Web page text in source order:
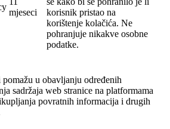
mjeseci
korisnik pristao na
korištenje kolačića. Ne
pohranjuje nikakve osobne
podatke.
u obavljanju određenih
sadržaja web stranice na platformama
povratnih informacija i drugih